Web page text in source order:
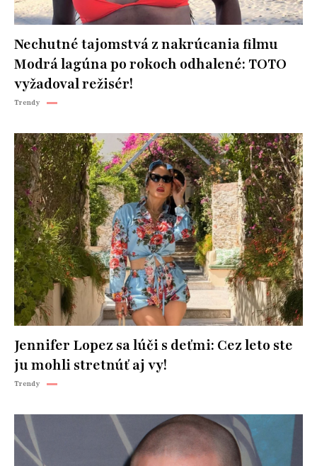
Nechutné tajomstvá z nakrúcania filmu
Modrá lagúna po rokoch odhalené: TOTO
vyžadoval režisér!
Trendy
Jennifer Lopez sa lúči s deťmi: Cez leto ste
ju mohli stretnúť aj vy!
Trendy